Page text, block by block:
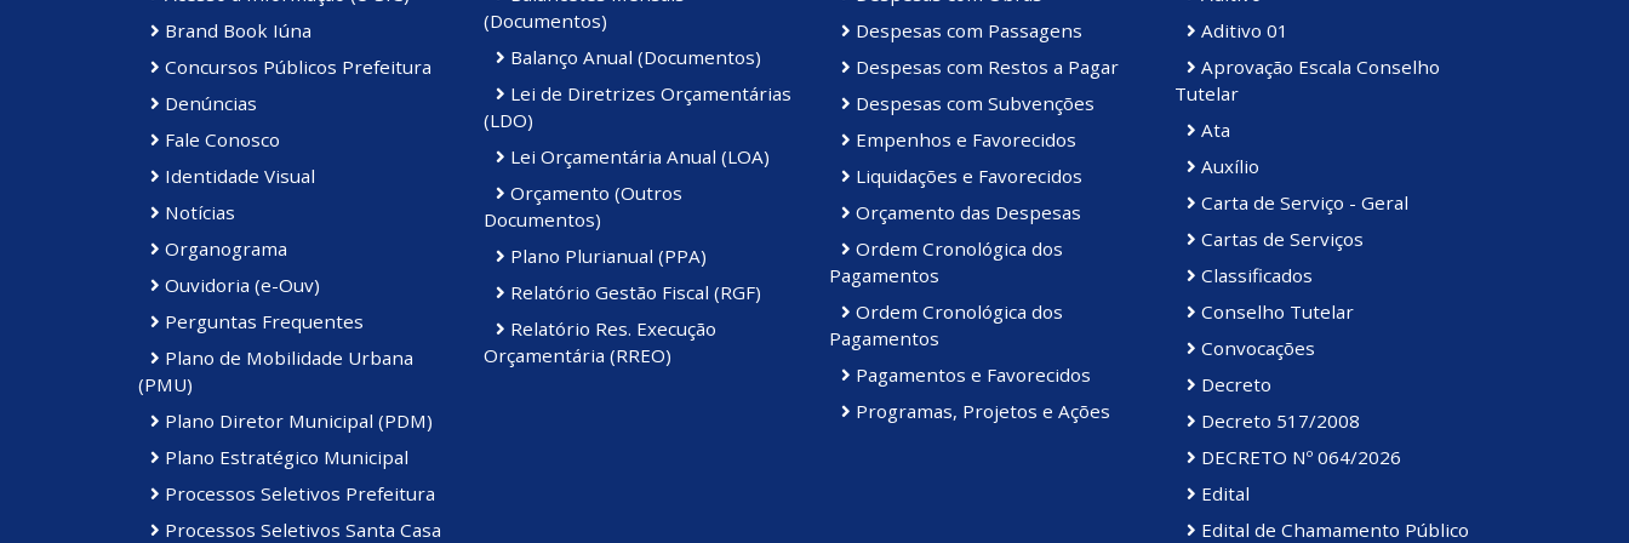
Brand Book Iúna
Concursos Públicos Prefeitura
Denúncias
Fale Conosco
Identidade Visual
Notícias
Organograma
Ouvidoria (e-Ouv)
Perguntas Frequentes
Plano de Mobilidade Urbana
(PMU)
Plano Diretor Municipal (PDM)
Plano Estratégico Municipal
Processos Seletivos Prefeitura
Processos Seletivos Santa Casa
(Documentos)
Balanço Anual (Documentos)
Lei de Diretrizes Orçamentárias
(LDO)
Lei Orçamentária Anual (LOA)
Orçamento (Outros
Documentos)
Plano Plurianual (PPA)
Relatório Gestão Fiscal (RGF)
Relatório Res. Execução
Orçamentária (RREO)
Despesas com Passagens
Despesas com Restos a Pagar
Despesas com Subvenções
Empenhos e Favorecidos
Liquidações e Favorecidos
Orçamento das Despesas
Ordem Cronológica dos
Pagamentos
Ordem Cronológica dos
Pagamentos
Pagamentos e Favorecidos
Programas, Projetos e Ações
Aditivo 01
Aprovação Escala Conselho
Tutelar
Ata
Auxílio
Carta de Serviço - Geral
Cartas de Serviços
Classificados
Conselho Tutelar
Convocações
Decreto
Decreto 517/2008
DECRETO Nº 064/2026
Edital
Edital de Chamamento Público